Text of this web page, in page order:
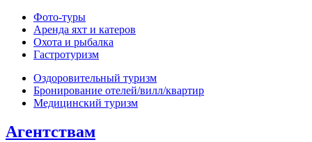
Фото‑туры
Аренда яхт и катеров
Охота и рыбалка
Гастротуризм
Оздоровительный туризм
Бронирование отелей/вилл/квартир
Медицинский туризм
Агентствам